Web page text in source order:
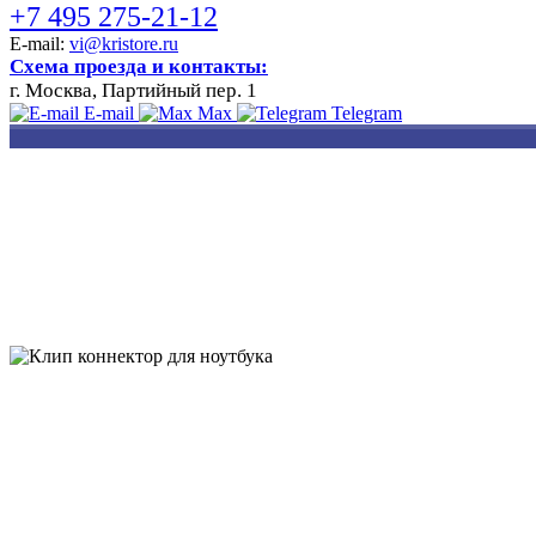
+7 495 275-21-12
E-mail: vi@kristore.ru
Схема проезда и контакты:
г. Москва, Партийный пер. 1
E-mail Max Telegram